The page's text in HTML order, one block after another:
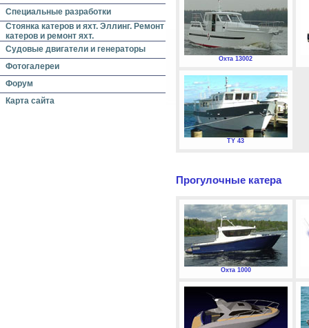
Специальные разработки
Стоянка катеров и яхт. Эллинг. Ремонт
катеров и ремонт яхт.
Судовые двигатели и генераторы
Фотогалереи
Форум
Карта сайта
Охта 13002
TY 43
Прогулочные катера
Охта 1000